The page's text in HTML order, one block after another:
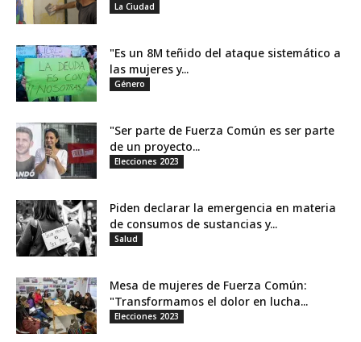
La Ciudad
"Es un 8M teñido del ataque sistemático a
las mujeres y...
Género
"Ser parte de Fuerza Común es ser parte
de un proyecto...
Elecciones 2023
Piden declarar la emergencia en materia
de consumos de sustancias y...
Salud
Mesa de mujeres de Fuerza Común:
"Transformamos el dolor en lucha...
Elecciones 2023